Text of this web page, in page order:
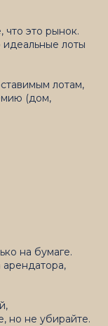
что это рынок.
идеальные лоты
лотам,
(дом,
на бумаге.
но не убирайте.